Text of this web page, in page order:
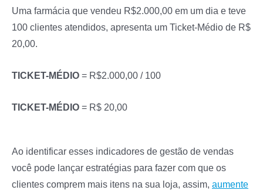
Uma farmácia que vendeu R$2.000,00 em um dia e teve
100 clientes atendidos, apresenta um Ticket-Médio de R$
20,00.
TICKET-MÉDIO = R$2.000,00 / 100
TICKET-MÉDIO = R$ 20,00
Ao identificar esses indicadores de gestão de vendas
você pode lançar estratégias para fazer com que os
clientes comprem mais itens na sua loja, assim, aumente